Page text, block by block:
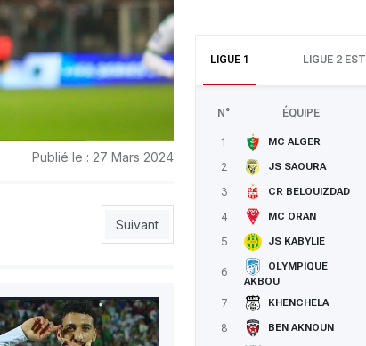
LIGUE 1 LIGUE 2 EST
N° ÉQUIPE
1 MC ALGER
2
JS SAOURA
3
CR BELOUIZDAD
4
MC ORAN
5
JS KABYLIE
6
OLYMPIQUE
AKBOU
7 KHENCHELA
8
BEN AKNOUN
Publié le : 27 Mars 2024
Article suivant : Algérie 3-2 Bolivie
Suivant